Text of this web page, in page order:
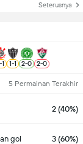
Seterusnya
-1 1-1 2-0 2-0
5 Permainan Terakhir
2 (40%)
gol 3 (60%)